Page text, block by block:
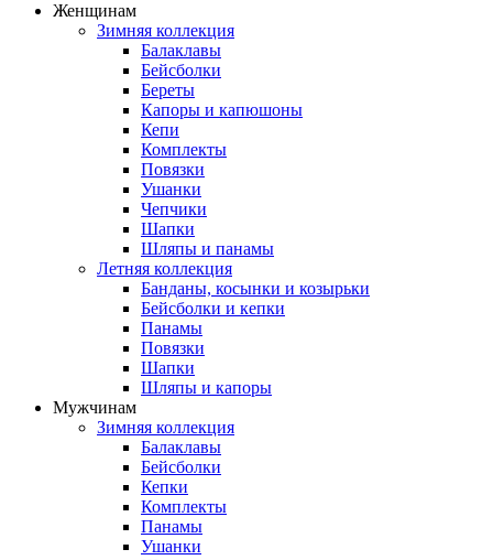
Женщинам
Зимняя коллекция
Балаклавы
Бейсболки
Береты
Капоры и капюшоны
Кепи
Комплекты
Повязки
Ушанки
Чепчики
Шапки
Шляпы и панамы
Летняя коллекция
Банданы, косынки и козырьки
Бейсболки и кепки
Панамы
Повязки
Шапки
Шляпы и капоры
Мужчинам
Зимняя коллекция
Балаклавы
Бейсболки
Кепки
Комплекты
Панамы
Ушанки